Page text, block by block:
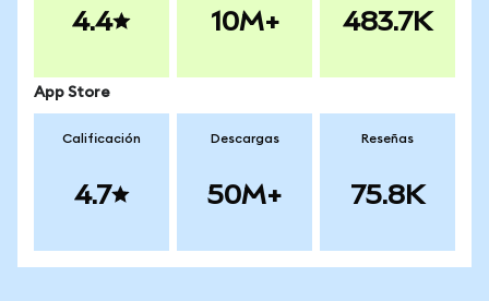
4.4 10M+ 483.7K
App Store
Calificación
4.7
Descargas
50M+
Reseñas
75.8K